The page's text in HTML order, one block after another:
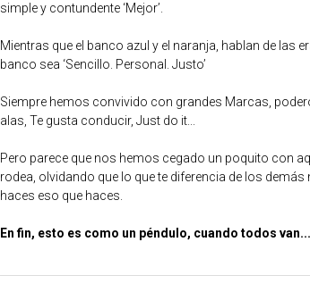
simple y contundente ‘Mejor’.
Mientras que el banco azul y el naranja, hablan de las
banco sea ‘Sencillo. Personal. Justo’
Siempre hemos convivido con grandes Marcas,
alas, Te gusta conducir, Just do it...
Pero parece que nos hemos cegado un poquito con
rodea, olvidando que lo que te diferencia de los
haces eso que haces.
En fin, esto es como un péndulo, cuando todos